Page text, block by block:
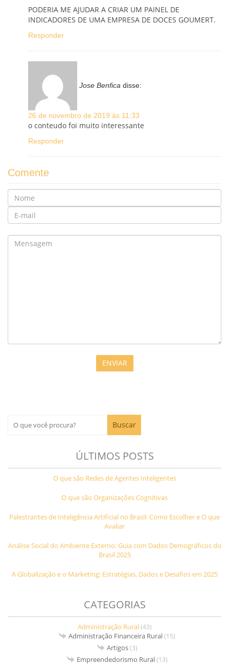
PODERIA ME AJUDAR A CRIAR UM PAINEL DE
INDICADORES DE UMA EMPRESA DE DOCES GOUMERT.
Responder
Jose Benfica disse:
26 de novembro de 2019 às 11:33
o conteudo foi muito interessante
Responder
Comente
ÚLTIMOS POSTS
O que são Redes de Agentes Inteligentes
O que são Organizações Cognitivas
Palestrantes de Inteligência Artificial no Brasil: Como Escolher e O que
Avaliar
Análise Social do Ambiente Externo: Guia com Dados Demográficos do
Brasil 2025
A Globalização e o Marketing: Estratégias, Dados e Desafios em 2025
CATEGORIAS
Administração Rural(43)
Administração Financeira Rural(15)
Artigos(3)
Empreendedorismo Rural(13)